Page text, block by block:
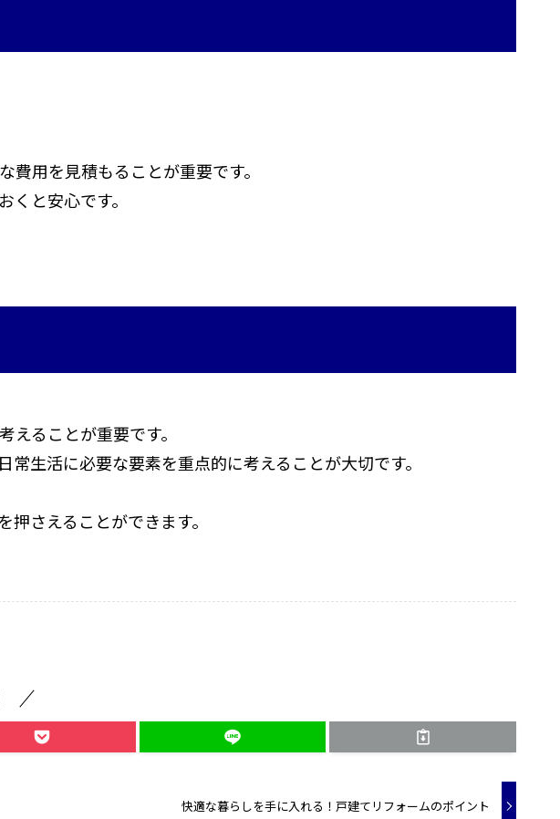
用を見積もることが重要です。
と安心です。
ることが重要です。
生活に必要な要素を重点的に考えることが大切です。
さえることができます。
快適な暮らしを手に入れる！戸建てリフォームのポイント